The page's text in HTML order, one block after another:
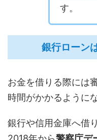
す。
銀行ローン
お金を借りる際には
時間がかかるように
銀行や信用金庫へ借